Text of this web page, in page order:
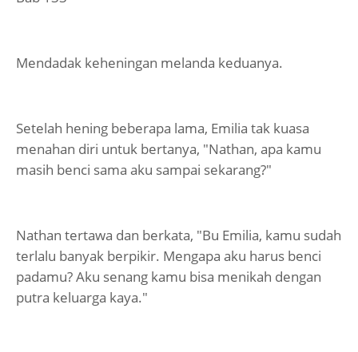
Mendadak keheningan melanda keduanya.
Setelah hening beberapa lama, Emilia tak kuasa
menahan diri untuk bertanya, "Nathan, apa kamu
masih benci sama aku sampai sekarang?"
Nathan tertawa dan berkata, "Bu Emilia, kamu sudah
terlalu banyak berpikir. Mengapa aku harus benci
padamu? Aku senang kamu bisa menikah dengan
putra keluarga kaya."